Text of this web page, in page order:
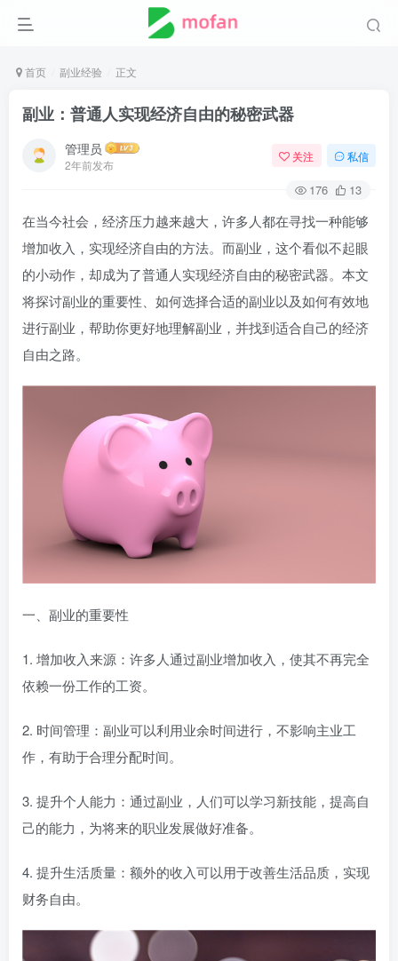
首页 副业经验 正文
副业：普通人实现经济自由的秘密武器
管理员
2年前发布
关注 私信
176 13
在当今社会，经济压力越来越大，许多人都在寻找一种能够
增加收入，实现经济自由的方法。而副业，这个看似不起眼
的小动作，却成为了普通人实现经济自由的秘密武器。本文
将探讨副业的重要性、如何选择合适的副业以及如何有效地
进行副业，帮助你更好地理解副业，并找到适合自己的经济
自由之路。
一、副业的重要性
1. 增加收入来源：许多人通过副业增加收入，使其不再完全
依赖一份工作的工资。
2. 时间管理：副业可以利用业余时间进行，不影响主业工
作，有助于合理分配时间。
3. 提升个人能力：通过副业，人们可以学习新技能，提高自
己的能力，为将来的职业发展做好准备。
4. 提升生活质量：额外的收入可以用于改善生活品质，实现
财务自由。